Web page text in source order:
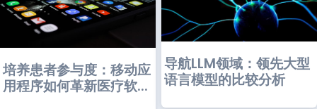
培养患者参与度：移动应
用程序如何革新医疗软...
导航LLM领域：领先大型
语言模型的比较分析